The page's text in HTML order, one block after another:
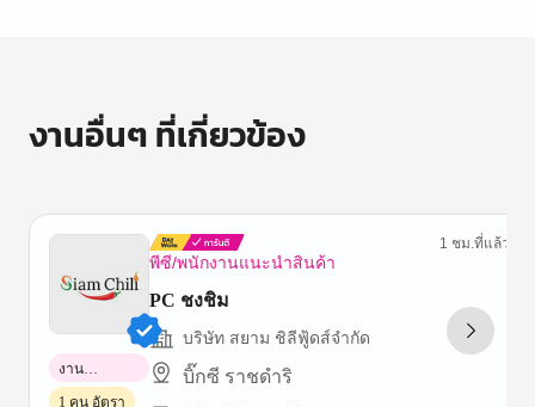
งานอื่นๆ ที่เกี่ยวข้อง
พีซี/พนักงานแนะนำสินค้า
1 ชม.ที่แล้ว
PC ชงชิม
บริษัท สยาม ชิลีฟู้ดส์จำกัด
บิ๊กซี ราชดำริ
งาน
พาร์ทไทม์
1 คน อัตรา